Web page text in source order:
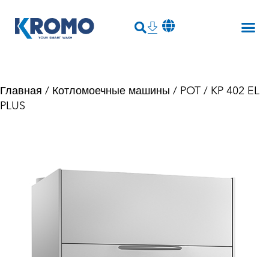
Главная / Котломоечные машины / POT / KP 402 EL
PLUS